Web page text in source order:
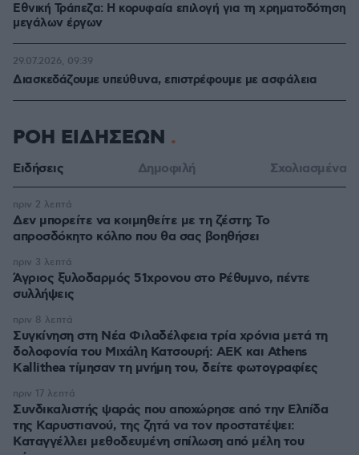
Εθνική Τράπεζα: Η κορυφαία επιλογή για τη χρηματοδότηση
μεγάλων έργων
Διασκεδάζουμε υπεύθυνα, επιστρέφουμε με ασφάλεια
29.07.2026, 09:39
ΡΟΗ ΕΙΔΗΣΕΩΝ
Ειδήσεις Δημοφιλή Σχολιασμένα
Δεν μπορείτε να κοιμηθείτε με τη ζέστη; Το
απροσδόκητο κόλπο που θα σας βοηθήσει
πριν 2 λεπτά
Άγριος ξυλοδαρμός 51χρονου στο Ρέθυμνο, πέντε
συλλήψεις
πριν 3 λεπτά
Συγκίνηση στη Νέα Φιλαδέλφεια τρία χρόνια μετά τη
δολοφονία του Μιχάλη Κατσουρή: ΑΕΚ και Athens
Kallithea τίμησαν τη μνήμη του, δείτε φωτογραφίες
πριν 8 λεπτά
Συνδικαλιστής ψαράς που αποχώρησε από την Ελπίδα
της Καρυστιανού, της ζητά να τον προστατέψει:
Καταγγέλλει μεθοδευμένη σπίλωση από μέλη του
πριν 17 λεπτά